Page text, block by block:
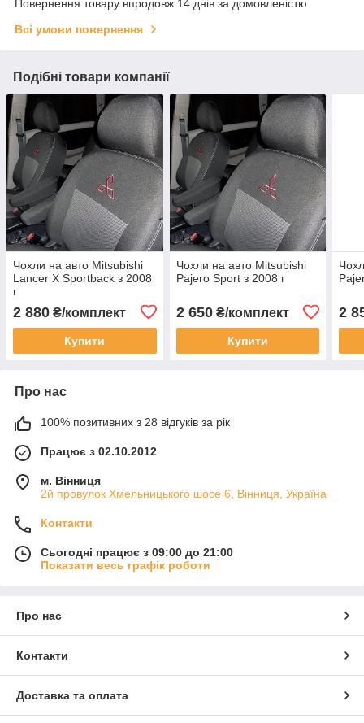
Повернення товару впродовж 14 днів за домовленістю
Всі умови повернення
Подібні товари компанії
Чохли на авто Mitsubishi
Lancer X Sportback з 2008
г
2 880 ₴/комплект
Купити
Чохли на авто Mitsubishi
Pajero Sport з 2008 г
2 650₴/комплект
Купити
2
Про нас
100% позитивних з 28 відгуків за рік
Працює з 02.10.2012
м. Вінниця
2й провулок Хмельницького шосе 6, Вінниця, Україна
Контакти
Сьогодні працює з 09:00 до 21:00
Показати весь графік роботи
Про нас
Контакти
Доставка та оплата